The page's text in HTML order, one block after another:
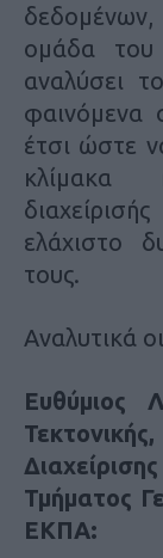
ομάδα
αναλύσει
φαινόμενα
έτσι ώστε
κλίμακα
ελάχιστο
τους.
Αναλυτικά
Ευθύμιος
Τμήματος
ΕΚΠΑ: